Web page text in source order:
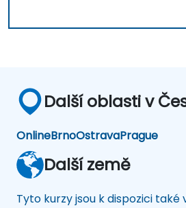
Další oblasti v
OnlineBrnoOstravaPrague
Další země
Tyto kurzy jsou k dispozici také